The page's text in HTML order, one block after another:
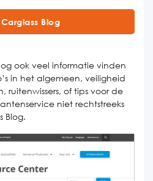
Blog
ook veel informatie vinden
in het algemeen, veiligheid
of tips voor de
niet rechtstreeks
Blog.